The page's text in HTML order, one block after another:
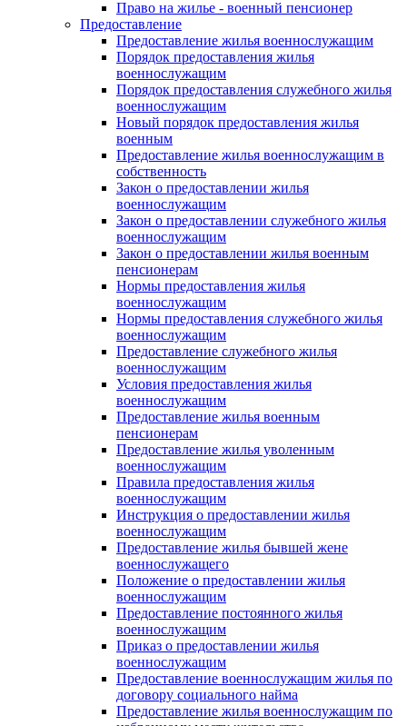
Право на жилье - военный пенсионер
Предоставление
Предоставление жилья военнослужащим
Порядок предоставления жилья
военнослужащим
Порядок предоставления служебного жилья
военнослужащим
Новый порядок предоставления жилья
военным
Предоставление жилья военнослужащим в
собственность
Закон о предоставлении жилья
военнослужащим
Закон о предоставлении служебного жилья
военнослужащим
Закон о предоставлении жилья военным
пенсионерам
Нормы предоставления жилья
военнослужащим
Нормы предоставления служебного жилья
военнослужащим
Предоставление служебного жилья
военнослужащим
Условия предоставления жилья
военнослужащим
Предоставление жилья военным
пенсионерам
Предоставление жилья уволенным
военнослужащим
Правила предоставления жилья
военнослужащим
Инструкция о предоставлении жилья
военнослужащим
Предоставление жилья бывшей жене
военнослужащего
Положение о предоставлении жилья
военнослужащим
Предоставление постоянного жилья
военнослужащим
Приказ о предоставлении жилья
военнослужащим
Предоставление военнослужащим жилья по
договору социального найма
Предоставление жилья военнослужащим по